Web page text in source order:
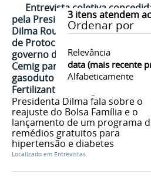
3itens atendem
Ordenar por
Relevância
data (mais recente
Alfabeticamente
Entrevista coletiva
pela Presidenta da República,
Dilma Rousseff, após
de Protocolo de Intenções entre
governo de MG, Petrobras e
Cemig para implantação de
gasoduto e Unidade de
Fertilizantes Nitrogenados
Presidenta Dilma fala sobre o
reajuste do Bolsa Família e o
lançamento de um programa
remédios gratuitos para
hipertensão e diabetes
Localizado em Entrevistas